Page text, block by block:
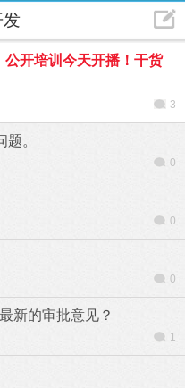
公开培训今天开播！干货
3
。
0
0
0
新的审批意见？
1